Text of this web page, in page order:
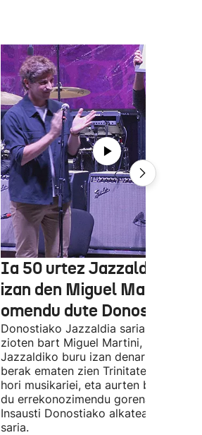
Ia 50 urtez Jazzaldiko
izan den Miguel Martin
omendu dute Donostian
Donostiako Jazzaldia saria eman
zioten bart Miguel Martini, ia 50
Jazzaldiko buru izan denari. Orain
berak ematen zien Trinitate Plazan
hori musikariei, eta aurten berak jaso
du errekonozimendu gorena. Jon
Insausti Donostiako alkateak eman
saria.